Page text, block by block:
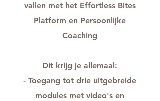
vallen met het Effortless Bites
Platform en Persoonlijke
Coaching
Dit krijg je allemaal:
- Toegang tot drie uitgebreide
modules met video's en